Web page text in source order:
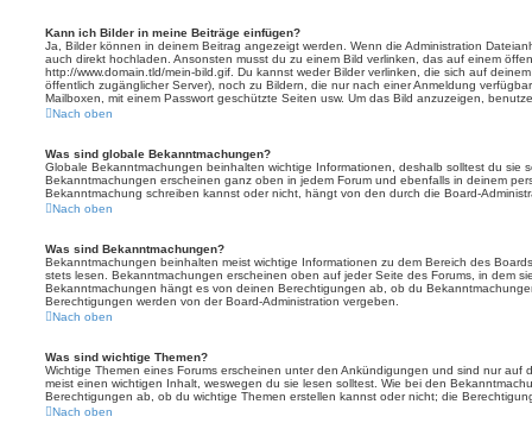
Kann ich Bilder in meine Beiträge einfügen?
Ja, Bilder können in deinem Beitrag angezeigt werden. Wenn die Administration
auch direkt hochladen. Ansonsten musst du zu einem Bild verlinken, das auf einem
http://www.domain.tld/mein-bild.gif. Du kannst weder Bilder verlinken, die sich auf
öffentlich zugänglicher Server), noch zu Bildern, die nur nach einer Anmeldung
Mailboxen, mit einem Passwort geschützte Seiten usw. Um das Bild anzuzeigen,
Nach oben
Was sind globale Bekanntmachungen?
Globale Bekanntmachungen beinhalten wichtige Informationen, deshalb solltest du sie
Bekanntmachungen erscheinen ganz oben in jedem Forum und ebenfalls in deinem
Bekanntmachung schreiben kannst oder nicht, hängt von den durch die Board-
Nach oben
Was sind Bekanntmachungen?
Bekanntmachungen beinhalten meist wichtige Informationen zu dem Bereich des
stets lesen. Bekanntmachungen erscheinen oben auf jeder Seite des Forums, in dem
Bekanntmachungen hängt es von deinen Berechtigungen ab, ob du
Berechtigungen werden von der Board-Administration vergeben.
Nach oben
Was sind wichtige Themen?
Wichtige Themen eines Forums erscheinen unter den Ankündigungen und sind nur auf
meist einen wichtigen Inhalt, weswegen du sie lesen solltest. Wie bei den
Berechtigungen ab, ob du wichtige Themen erstellen kannst oder nicht; die
Nach oben